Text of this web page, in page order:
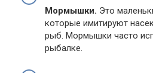
Мормышки. Это
которые имитируют
рыб. Мормышки часто
рыбалке.